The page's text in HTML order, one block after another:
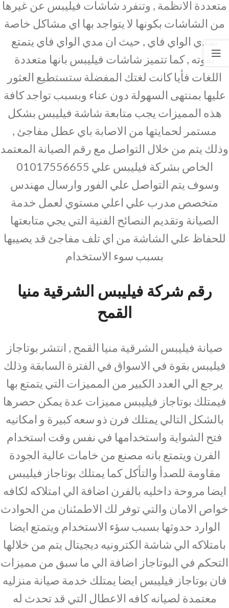
متعددة الانظمة , وتنفرد شاشات فيليبس عن غيرها
من الشاشات بكونها لا يتواجد بها اي مشاكل خاصة
بمدي الواي فاي , حيث ان مدي الواي فاي يتمتع
بقوته , كما تتميز شاشات فيليبس بانها متعددة
اللغات فأيا كانت لغتك المفضلة ستستطيع العثور
عليها بمنتهى السهولة دون عناء وبسبب تواجد كافة
هذه المميزات يجب متابعة شاشة فيليبس بشكل
مستمر لحمايتها من الاصابة باي عطل مفاجئ ,
وذلك يتم من خلال التواصل مع رقم الصيانة المعتمد
الخاص بشركة فيليبس علي 01017556655
وسوف يتم التواصل علي الفور وارسال مهندس
متخصص مدرب علي اعلي مستوي لعمل خدمة
الصيانة وتقديم النصائح الفنية التي يجي متابعتها
للحفاظ علي الشاشة من اي تلف مفاجئ قد يصيبها
بسبب سوء الاستخدام
رقم شركة فيليبس الشرقية منيا
القمح
صيانة فيليبس الشرقية منيا القمح , انتشر بوتاجاز
فيليبس بقوة في الاسواق في الفترة السابقة وذلك
يرجع الي العدد الكبير من المميزات التي يتمتع بها
فيمتلك بوتاجاز فيليبس مميزات عدة يمكن حصرها
بالشكل التالي يمتلك فرن ذو سعه كبيرة و امكانيه
فتح الشواية واستخدامها في نفس وقت استخدام
الفرن ويتمتع بانه مصنع من خامات عالية الجودة
مقاومة للصدأ والتأكل كما يمتلك بوتاجاز فيليبس
ايضا مروحة داخليه بالفرن اضافة الي امتلاكه لكافه
خواص الامان والتي توفر لك الاطمئنان من الحوادث
الوارد حدوثها بسبب سؤء الاستخدام ويتمتع ايضا
بامتلاكه الي شاشة الكترونيه ديجيتال يتم من خلالها
التحكم في البوتاجاز اضافة الي ما سبق من مميزات
فان بوتاجاز فيليبس ايضا يمتلك خدمة صيانة منزليه
معتمدة لصيانه كافه الاعطال التي قد تحدث له